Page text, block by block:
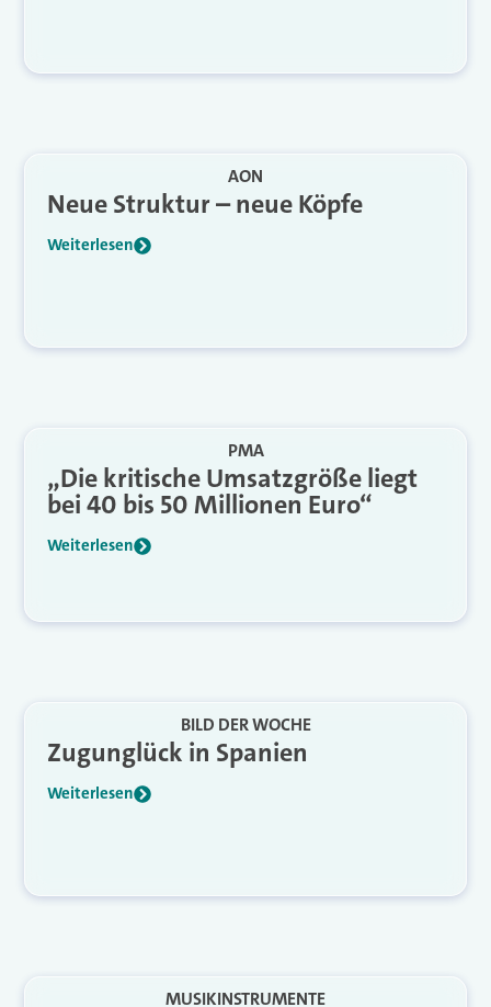
AON
Neue Struktur – neue Köpfe
Weiterlesen
PMA
„Die kritische Umsatzgröße liegt
bei 40 bis 50 Millionen Euro“
Weiterlesen
BILD DER WOCHE
Zugunglück in Spanien
Weiterlesen
MUSIKINSTRUMENTE